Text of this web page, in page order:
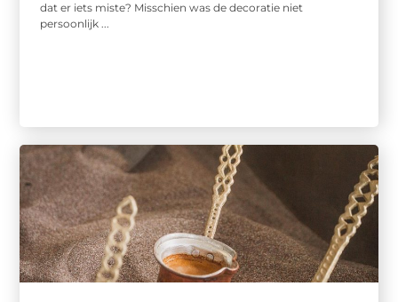
dat er iets miste? Misschien was de decoratie niet
persoonlijk ...